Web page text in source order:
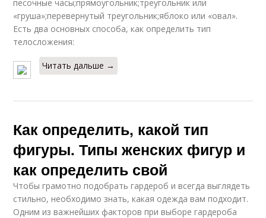
песочные часы;прямоугольник;треугольник или
«груша»;перевернутый треугольник;яблоко или «овал».
Есть два основных способа, как определить тип
телосложения:
Читать дальше →
Как определить, какой тип
фигуры. Типы женских фигур и
как определить свой
Чтобы грамотно подобрать гардероб и всегда выглядеть
стильно, необходимо знать, какая одежда вам подходит.
Одним из важнейших факторов при выборе гардероба